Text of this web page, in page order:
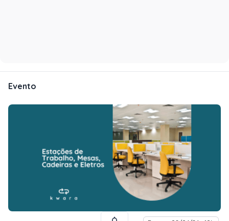
Evento